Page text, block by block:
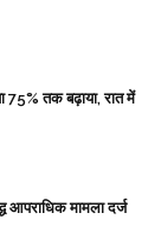
75% तक बढ़ाया, रात में
आपराधिक मामला दर्ज